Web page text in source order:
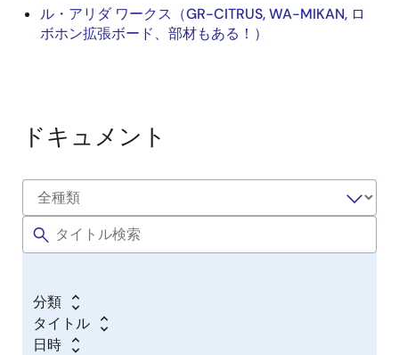
ル・アリダ ワークス（GR-CITRUS, WA-MIKAN, ロ
ボホン拡張ボード、部材もある！）
ドキュメント
分類
タイトル
日時